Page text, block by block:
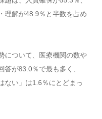
理解が48.9％と半数を占め
について、医療機関の数や
が83.0％で最も多く、
ない」は1.6％にとどまっ